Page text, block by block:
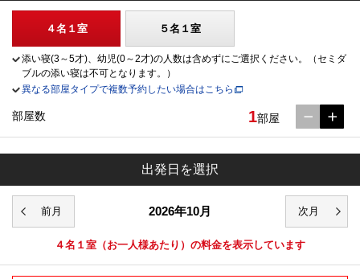
４名１室 ５名１室
添い寝(3～5才)、幼児(0～2才)の人数は含めずにご選択ください。（セミダ
ブルの添い寝は不可となります。）
異なる部屋タイプで複数予約したい場合はこちら
部屋数 1部屋
出発日を選択
2026年10月
４名１室 （お一人様あたり）の料金を表示しています